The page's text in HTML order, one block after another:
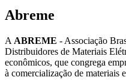
Abreme
A ABREME - Associação
Distribuidores de Materiais
econômicos, que congrega
à comercialização de materiais